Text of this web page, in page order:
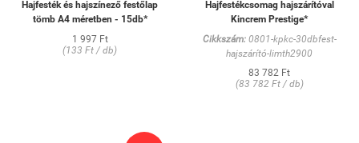
Hajfesték és hajszínező festőlap
tömb A4 méretben - 15db*
1 997 Ft
(133 Ft / db)
Hajfestékcsomag hajszárítóval
Kincrem Prestige*
Cikkszám:0801-kpkc-30dbfest-
hajszárító-limth2900
83 782 Ft
(83 782 Ft / db)